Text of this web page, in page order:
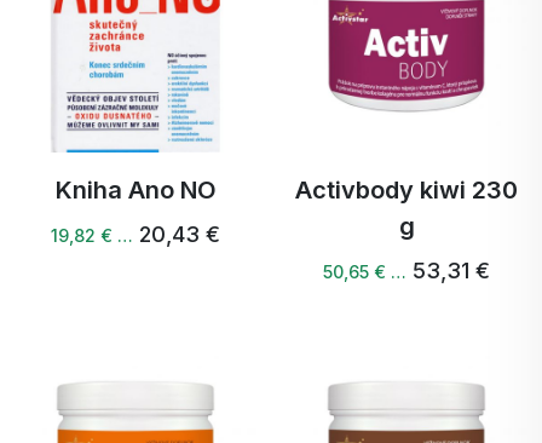
Kniha Ano NO
19,82 € … 20,43 €
Activbody kiwi 230
g
50,65 € … 53,31 €